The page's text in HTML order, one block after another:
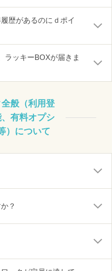
歴があるのにｄポイ
ラッキーBOXが届きま
般（利用登
有料オプシ
）について
？